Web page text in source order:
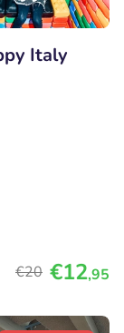
Italy
€20 €12,95